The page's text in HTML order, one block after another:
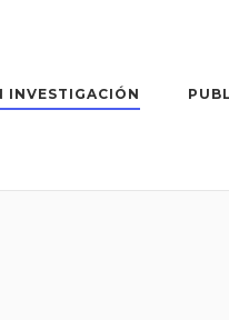
INVESTIGACIÓN